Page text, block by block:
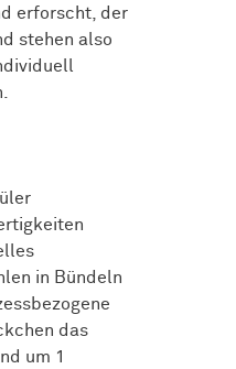
erforscht, der
stehen also
in Bündeln
das
um 1